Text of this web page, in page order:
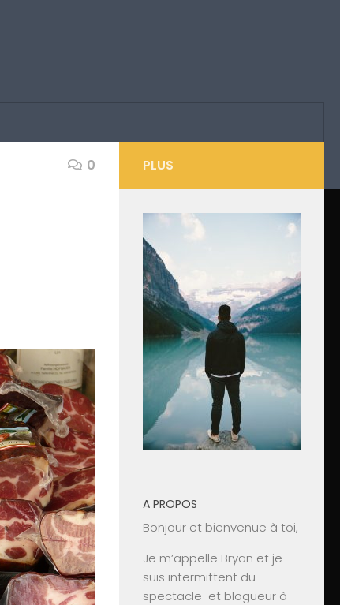
0 PLUS
A PROPOS
Bonjour et bienvenue à toi,
Je m’appelle Bryan et je
suis intermittent du
spectacle et blogueur à